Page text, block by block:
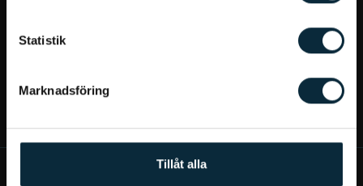
Statistik
Marknadsföring
Tillåt alla